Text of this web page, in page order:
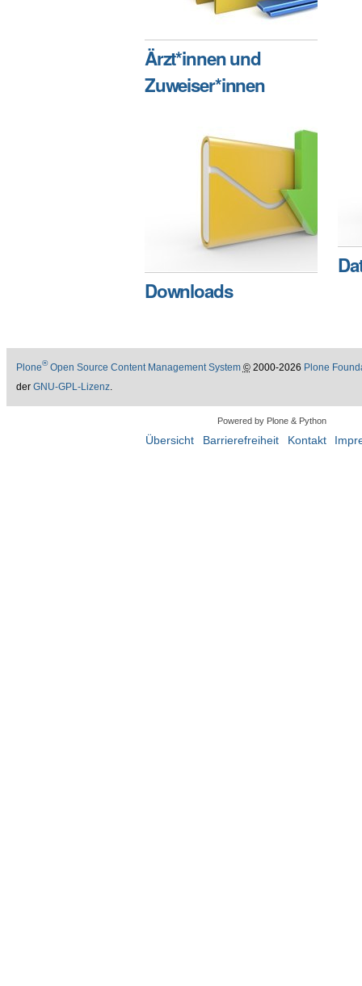
Ärzt*innen und
Zuweiser*innen
Downloads
Plone®Open Source Content Management System ©2000-2026 Plone
der GNU-GPL-Lizenz.
Powered by Plone & Python
Übersicht Barrierefreiheit Kontakt